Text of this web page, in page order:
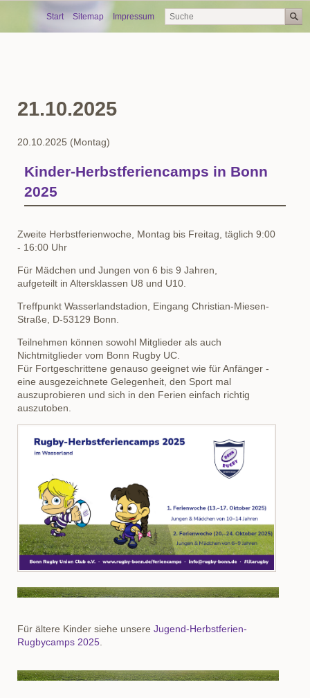
Skip
navigation
Start Sitemap Impressum
21.10.2025
20.10.2025 (Montag)
Kinder-Herbstferiencamps in Bonn
2025
Zweite Herbstferienwoche, Montag bis Freitag, täglich 9:00
- 16:00 Uhr
Für Mädchen und Jungen von 6 bis 9 Jahren,
aufgeteilt in Altersklassen U8 und U10.
Treffpunkt Wasserlandstadion, Eingang Christian-Miesen-
Straße, D-53129 Bonn.
Teilnehmen können sowohl Mitglieder als auch
Nichtmitglieder vom Bonn Rugby UC.
Für Fortgeschrittene genauso geeignet wie für Anfänger -
eine ausgezeichnete Gelegenheit, den Sport mal
auszuprobieren und sich in den Ferien einfach richtig
auszutoben.
Für ältere Kinder siehe unsere Jugend-Herbstferien-
Rugbycamps 2025